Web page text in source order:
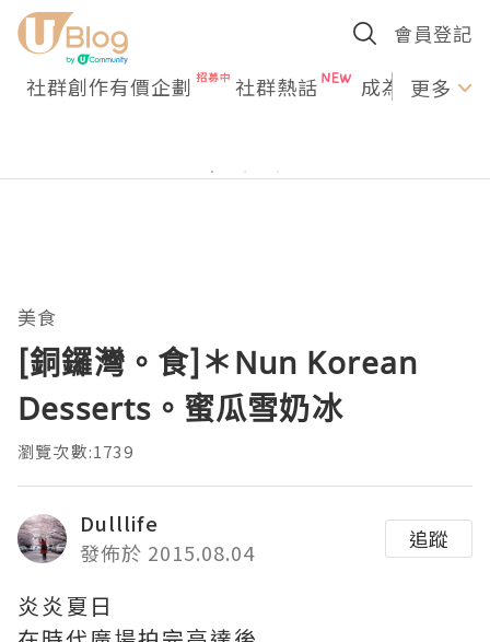
會員登記
社群創作有價企劃 社群熱話 成為U更多
美食
[銅鑼灣。食]＊Nun Korean
Desserts。蜜瓜雪奶冰
瀏覽次數:1739
Dulllife
發佈於 2015.08.04
追蹤
炎炎夏日